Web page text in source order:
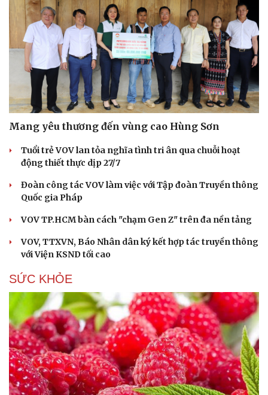
Mang yêu thương đến vùng cao Hùng Sơn
Tuổi trẻ VOV lan tỏa nghĩa tình tri ân qua chuỗi hoạt
động thiết thực dịp 27/7
Đoàn công tác VOV làm việc với Tập đoàn Truyền thông
Quốc gia Pháp
VOV TP.HCM bàn cách "chạm Gen Z" trên đa nền tảng
VOV, TTXVN, Báo Nhân dân ký kết hợp tác truyền thông
với Viện KSND tối cao
SỨC KHỎE